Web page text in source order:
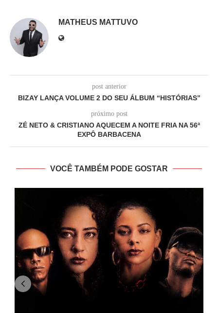
MATHEUS MATTUVO
post anterior
BIZAY LANÇA VOLUME 2 DO SEU ÁLBUM “HISTÓRIAS”
próximo post
ZÉ NETO & CRISTIANO AQUECEM A NOITE FRIA NA 56ª
EXPÔ BARBACENA
VOCÊ TAMBÉM PODE GOSTAR